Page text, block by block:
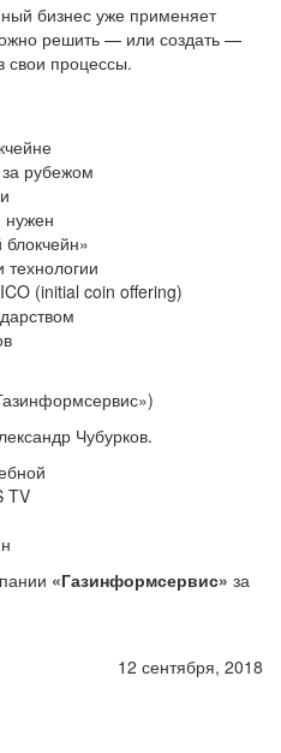
бизнес уже применяет
решить — или создать —
свои процессы.
рубежом
нужен
(initial coin offering)
Чубурков.
TV
«Газинформсервис» за
12 сентября, 2018